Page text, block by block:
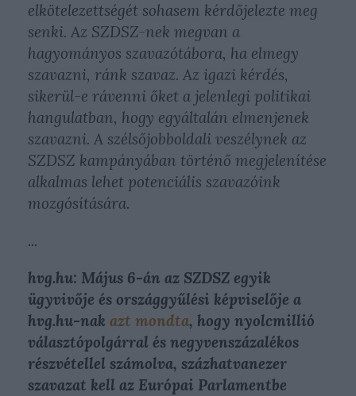
elkötelezettségét sohasem kérdőjelezte meg
senki. Az SZDSZ-nek megvan a
hagyományos szavazótábora, ha elmegy
szavazni, ránk szavaz. Az igazi kérdés,
sikerül-e rávenni őket a jelenlegi politikai
hangulatban, hogy egyáltalán elmenjenek
szavazni. A szélsőjobboldali veszélynek az
SZDSZ kampányában történő megjelenítése
alkalmas lehet potenciális szavazóink
mozgósítására.
...
hvg.hu: Május 6-án az SZDSZ egyik
ügyvivője és országgyűlési képviselője a
hvg.hu-nak azt mondta, hogy nyolcmillió
választópolgárral és negyvenszázalékos
részvétellel számolva, százhatvanezer
szavazat kell az Európai Parlamentbe